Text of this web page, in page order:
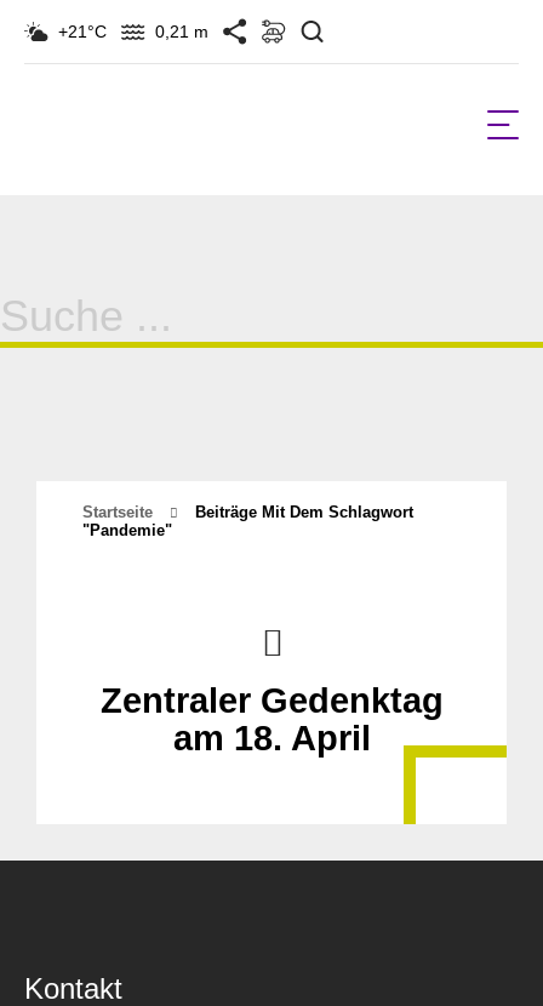
+21°C 0,21 m
Suche
für:
Startseite
Beiträge Mit Dem Schlagwort
"Pandemie"
Zentraler Gedenktag
am 18. April
Kontakt